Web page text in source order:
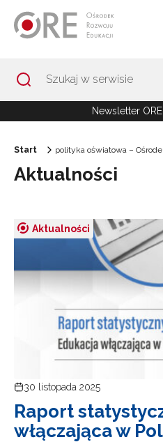
Newsletter
Start polityka oświatowa –
Aktualności
Aktualności
30 listopada 2025
Raport
włączająca w